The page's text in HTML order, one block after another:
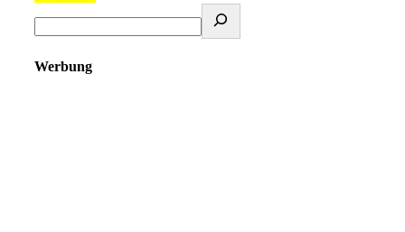
Werbung